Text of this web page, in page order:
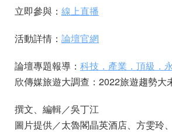
立即參與： 線上直播
活動詳情： 論壇官網
論壇專題報導： 科技．產業．頂級．
欣傳媒旅遊大調查：2022旅遊趨勢大
撰文、編輯／吳丁江
圖片提供／太魯閣晶英酒店、方雯玲